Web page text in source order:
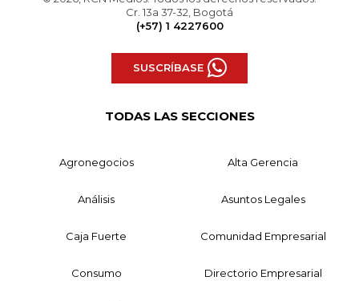
Cr. 13a 37-32, Bogotá
(+57) 1 4227600
SUSCRÍBASE
TODAS LAS SECCIONES
Agronegocios Alta Gerencia
Análisis Asuntos Legales
Caja Fuerte Comunidad Empresarial
Consumo Directorio Empresarial